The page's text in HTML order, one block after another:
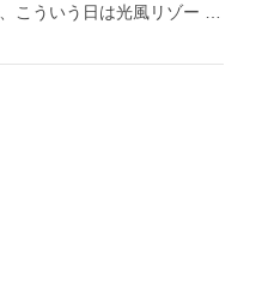
こういう日は光風リゾー …